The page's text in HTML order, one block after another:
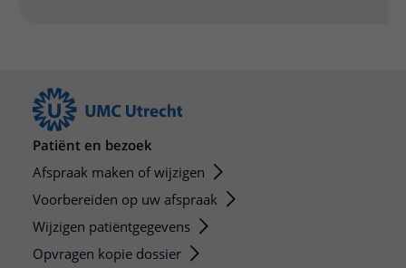
Patiënt en bezoek
Afspraak maken of wijzigen
Voorbereiden op uw afspraak
Wijzigen patiëntgegevens
Opvragen kopie dossier